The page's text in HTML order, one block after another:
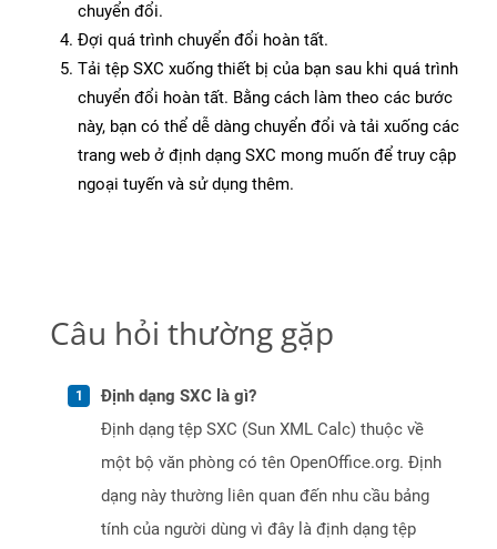
chuyển đổi.
Đợi quá trình chuyển đổi hoàn tất.
Tải tệp SXC xuống thiết bị của bạn sau khi quá trình
chuyển đổi hoàn tất. Bằng cách làm theo các bước
này, bạn có thể dễ dàng chuyển đổi và tải xuống các
trang web ở định dạng SXC mong muốn để truy cập
ngoại tuyến và sử dụng thêm.
Câu hỏi thường gặp
Định dạng SXC là gì?
Định dạng tệp SXC (Sun XML Calc) thuộc về
một bộ văn phòng có tên OpenOffice.org. Định
dạng này thường liên quan đến nhu cầu bảng
tính của người dùng vì đây là định dạng tệp